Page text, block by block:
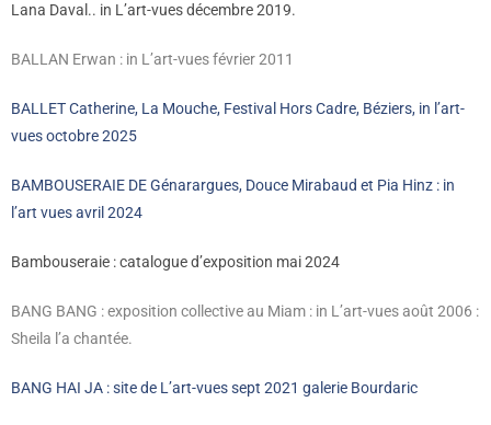
Lana Daval.. in L’art-vues décembre 2019.
BALLAN Erwan : in L’art-vues février 2011
BALLET Catherine, La Mouche, Festival Hors Cadre, Béziers, in l’art-
vues octobre 2025
BAMBOUSERAIE DE Génarargues, Douce Mirabaud et Pia Hinz : in
l’art vues avril 2024
Bambouseraie : catalogue d’exposition mai 2024
BANG BANG : exposition collective au Miam : in L’art-vues août 2006 :
Sheila l’a chantée.
BANG HAI JA : site de L’art-vues sept 2021 galerie Bourdaric